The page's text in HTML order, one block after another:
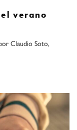
el verano
Claudio Soto,